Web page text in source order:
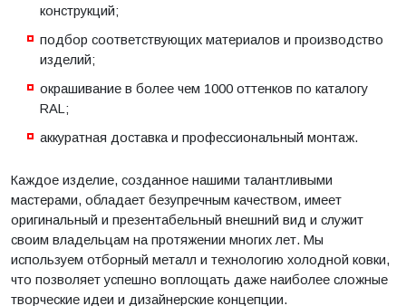
конструкций;
подбор соответствующих материалов и производство
изделий;
окрашивание в более чем 1000 оттенков по каталогу
RAL;
аккуратная доставка и профессиональный монтаж.
Каждое изделие, созданное нашими талантливыми
мастерами, обладает безупречным качеством, имеет
оригинальный и презентабельный внешний вид и служит
своим владельцам на протяжении многих лет. Мы
используем отборный металл и технологию холодной ковки,
что позволяет успешно воплощать даже наиболее сложные
творческие идеи и дизайнерские концепции.